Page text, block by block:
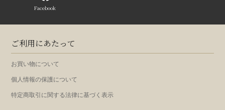
Facebook
ご利用にあたって
お買い物について
個人情報の保護について
特定商取引に関する法律に基づく表示